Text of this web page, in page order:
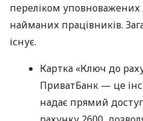
переліком уповноважених
найманих працівників.
існує.
Картка «Ключ до
ПриватБанк — це
надає прямий